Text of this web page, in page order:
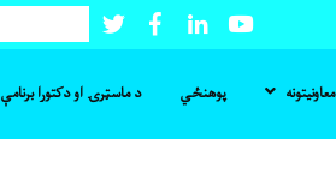
Youtube
LinkedIn
Facebook
Twitter
لټون
معاونیتونه پوهنځي د ماسټرۍ او دکتورا برنامې